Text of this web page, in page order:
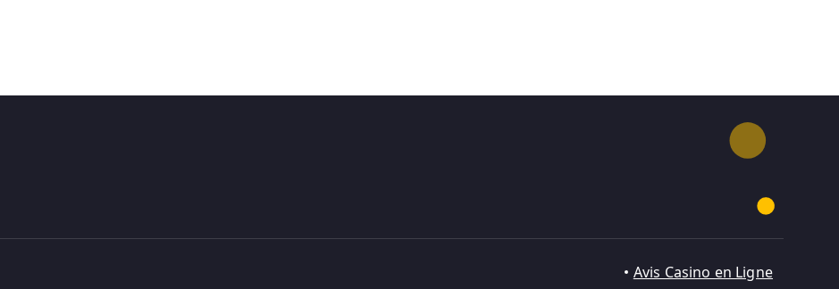
Avis Casino en Ligne